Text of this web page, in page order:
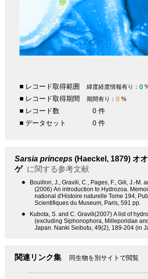
■ レコード取得範囲 緯度経度情報有り： 0
■ レコード取得期間 期間有り： 0 %
■ レコード数
0 件
■ データセット
0 件
Sarsia princeps (Haeckel, 1879) オ
ゲ に関する参考文献
●
Bouillon, J., Gravili, C., Pages, F., Gili, J.-M.
(2006) An introduction to Hydrozoa.
national d'Histoire naturelle Tome 194,
Scientifiques du Museum, Paris, 591 pp.
●
Kubota, S. and C. Gravili(2007) A list of
(excluding Siphonophora, Milleporidae
Japan. Nanki Seibutu, 49(2), 189-204 (in
関連リンク集 同生物を別サイトで閲覧